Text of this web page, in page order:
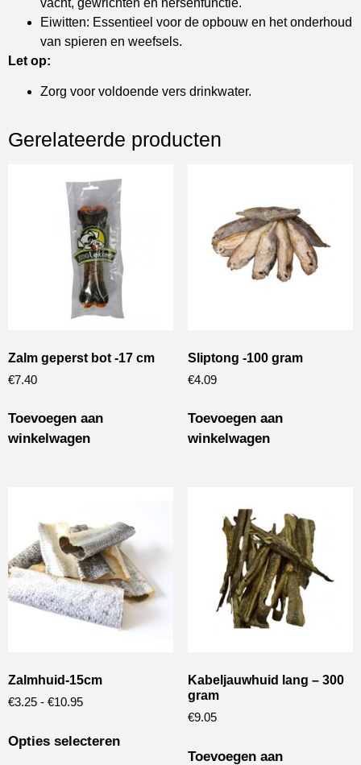
vacht, gewrichten en hersenfunctie.
Eiwitten: Essentieel voor de opbouw en het onderhoud
van spieren en weefsels.
Let op:
Zorg voor voldoende vers drinkwater.
Gerelateerde producten
Zalm geperst bot -17 cm
€7.40
Toevoegen aan
winkelwagen
Sliptong -100 gram
€4.09
Toevoegen aan
winkelwagen
Zalmhuid-15cm
€3.25 - €10.95
Opties selecteren
Kabeljauwhuid lang – 300
gram
€9.05
Toevoegen aan